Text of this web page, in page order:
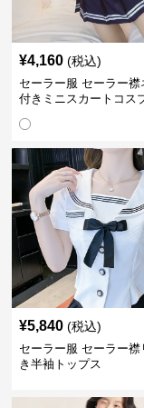
¥4,160 (税込)
セーラー服 セーラー襟
付きミニスカートコス
¥5,840 (税込)
セーラー服 セーラー襟
き半袖トップス